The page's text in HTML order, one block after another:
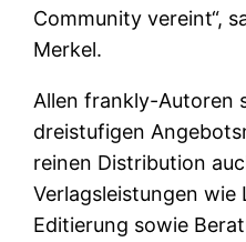
Community vereint“,
Merkel.
Allen frankly-Autoren
dreistufigen
reinen Distribution
Verlagsleistungen
Editierung sowie